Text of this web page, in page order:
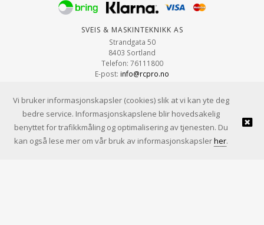
Sveis & Maskinteknikk AS
Strandgata 50
8403 Sortland
Telefon: 76111800
E-post: info@rcpro.no
© Sveis & Maskinteknikk AS |Design&implementasjon av Kréatif
Vi bruker informasjonskapsler (cookies) slik at vi kan yte deg
bedre service. Informasjonskapslene blir hovedsakelig
benyttet for trafikkmåling og optimalisering av tjenesten. Du
kan også lese mer om vår bruk av informasjonskapslerher.